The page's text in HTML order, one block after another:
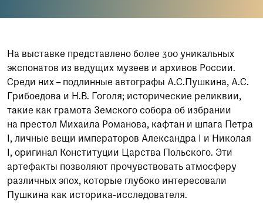
На выставке представлено более 300 уникальных
экспонатов из ведущих музеев и архивов России.
Среди них – подлинные автографы А.С.Пушкина, А.С.
Грибоедова и Н.В. Гоголя; исторические реликвии,
такие как грамота Земского собора об избрании
на престол Михаила Романова, кафтан и шпага Петра
I, личные вещи императоров Александра I и Николая
I, оригинал Конституции Царства Польского. Эти
артефакты позволяют прочувствовать атмосферу
различных эпох, которые глубоко интересовали
Пушкина как историка-исследователя.